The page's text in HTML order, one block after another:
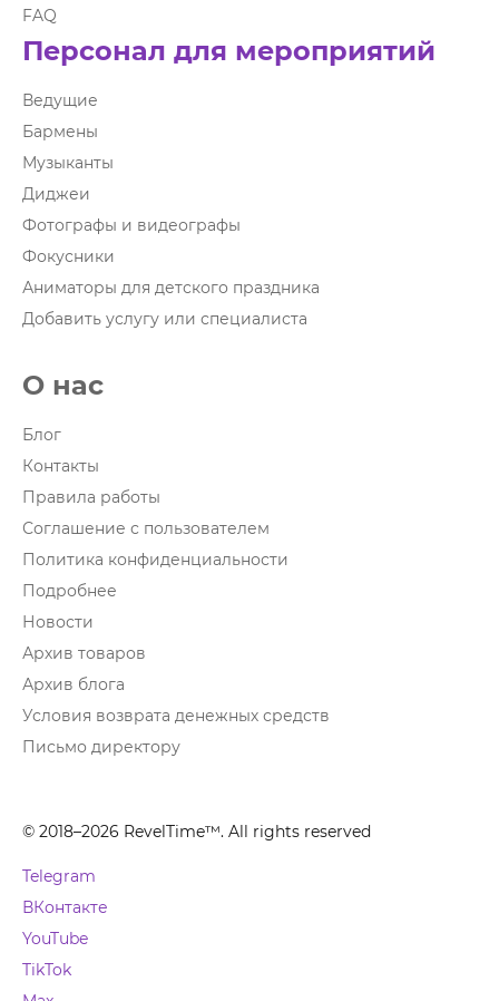
FAQ
Персонал для мероприятий
Ведущие
Бармены
Музыканты
Диджеи
Фотографы и видеографы
Фокусники
Аниматоры для детского праздника
Добавить услугу или специалиста
О нас
Блог
Контакты
Правила работы
Соглашение с пользователем
Политика конфиденциальности
Подробнее
Новости
Архив товаров
Архив блога
Условия возврата денежных средств
Письмо директору
© 2018–2026 RevelTime™. All rights reserved
Telegram
ВКонтакте
YouTube
TikTok